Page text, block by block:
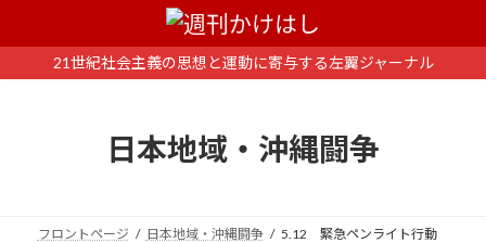
ン
ー
21世紀社会主義の思想と運動に寄与する左翼ジャーナル
日本地域・沖縄闘争
フロントページ 日本地域・沖縄闘争 5.12 緊急ペンライト行動